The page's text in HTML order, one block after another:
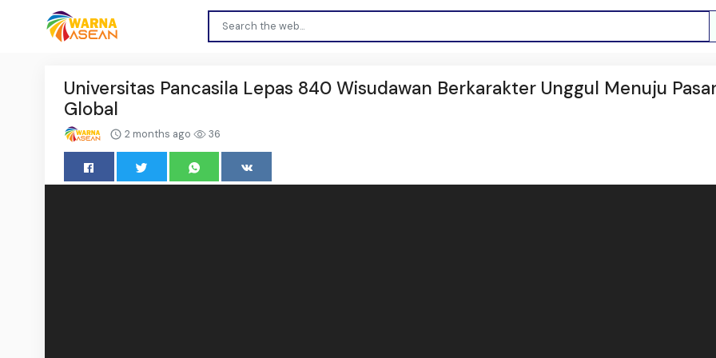
Universitas Pancasila Lepas 840 Wisudawan Berkarakter Unggul Menuju
Global
2 months ago 36